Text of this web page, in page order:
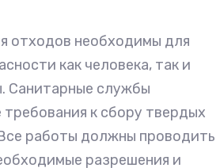
отходов необходимы для
как человека, так и
Санитарные службы
к сбору твердых
работы должны проводить
разрешения и